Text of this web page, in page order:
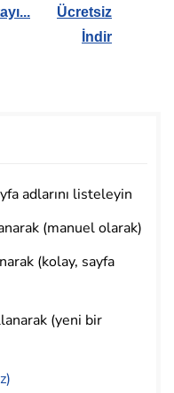
Ücretsiz
İndir
adlarını listeleyin
(manuel olarak)
(kolay, sayfa
(yeni bir